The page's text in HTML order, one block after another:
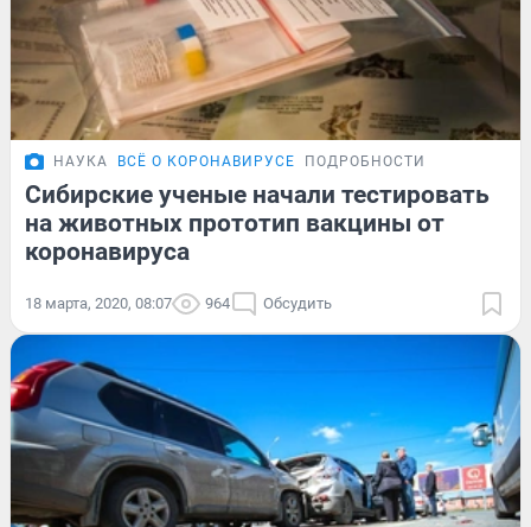
НАУКА ВСЁ О КОРОНАВИРУСЕ ПОДРОБНОСТИ
Сибирские ученые начали тестировать
на животных прототип вакцины от
коронавируса
18 марта, 2020, 08:07 964 Обсудить